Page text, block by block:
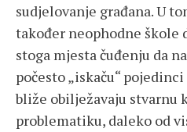
sudjelovanje građana. U
također neophodne škole
stoga mjesta čuđenju da
počesto „iskaču“
bliže obilježavaju stvarnu
problematiku, daleko od